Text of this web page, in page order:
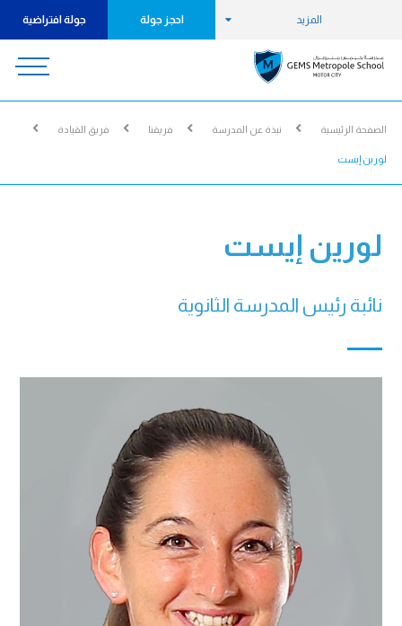
المزيد احجز جولة جولة افتراضية
الصفحة الرئيسية نبذة عن المدرسة فريقنا فريق القيادة
لورين إيست
لورين إيست
نائبة رئيس المدرسة الثانوية